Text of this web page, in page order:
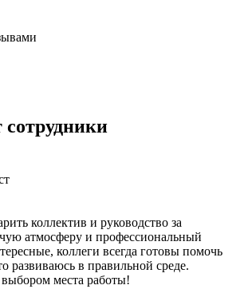
сотрудники
коллектив и руководство за
атмосферу и профессиональный
коллеги всегда готовы помочь
развиваюсь в правильной среде.
места работы!